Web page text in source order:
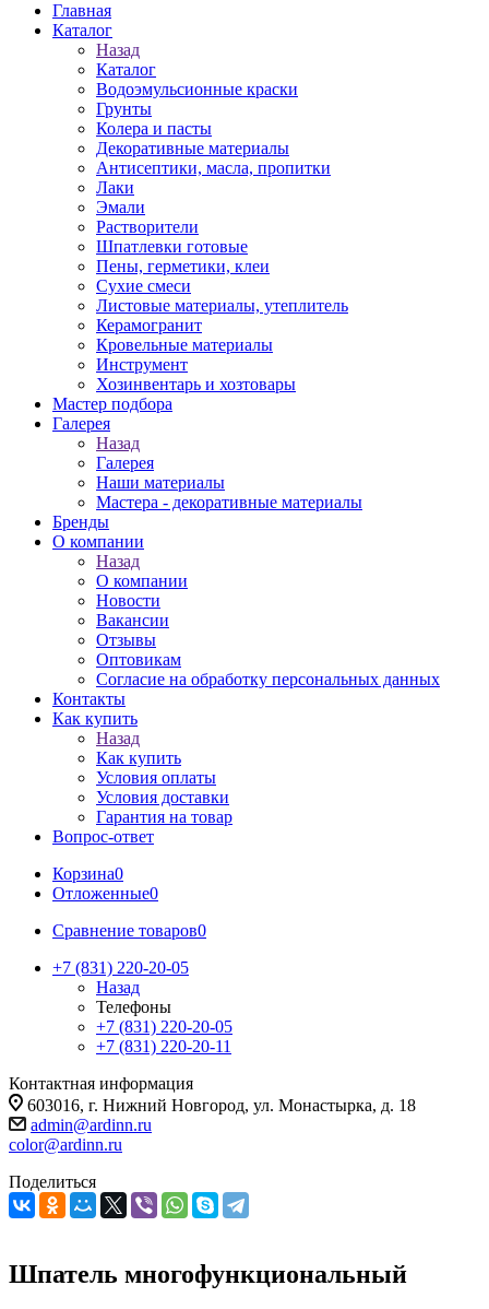
Главная
Каталог
Назад
Каталог
Водоэмульсионные краски
Грунты
Колера и пасты
Декоративные материалы
Антисептики, масла, пропитки
Лаки
Эмали
Растворители
Шпатлевки готовые
Пены, герметики, клеи
Сухие смеси
Листовые материалы, утеплитель
Керамогранит
Кровельные материалы
Инструмент
Хозинвентарь и хозтовары
Мастер подбора
Галерея
Назад
Галерея
Наши материалы
Мастера - декоративные материалы
Бренды
О компании
Назад
О компании
Новости
Вакансии
Отзывы
Оптовикам
Cогласие на обработку персональных данных
Контакты
Как купить
Назад
Как купить
Условия оплаты
Условия доставки
Гарантия на товар
Вопрос-ответ
Корзина0
Отложенные0
Сравнение товаров0
+7 (831) 220-20-05
Назад
Телефоны
+7 (831) 220-20-05
+7 (831) 220-20-11
Контактная информация
603016, г. Нижний Новгород, ул. Монастырка, д. 18
admin@ardinn.ru
color@ardinn.ru
Поделиться
Шпатель многофункциональный